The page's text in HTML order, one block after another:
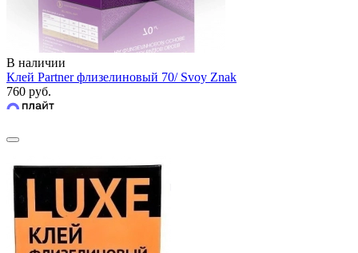
В наличии
Клей Partner флизелиновый 70/ Svoy Znak
760 руб.